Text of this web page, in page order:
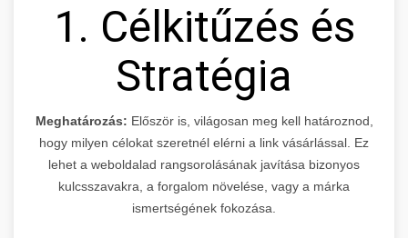
1. Célkitűzés és
Stratégia
Meghatározás: Először is, világosan meg kell határoznod,
hogy milyen célokat szeretnél elérni a link vásárlással. Ez
lehet a weboldalad rangsorolásának javítása bizonyos
kulcsszavakra, a forgalom növelése, vagy a márka
ismertségének fokozása.